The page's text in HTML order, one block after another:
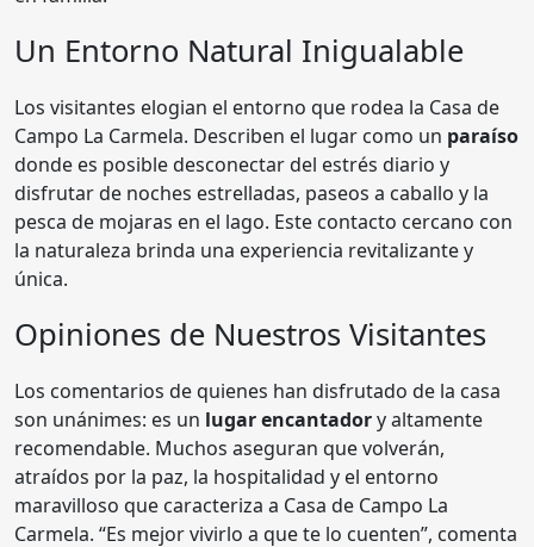
Un Entorno Natural Inigualable
Los visitantes elogian el entorno que rodea la Casa de
Campo La Carmela. Describen el lugar como un paraíso
donde es posible desconectar del estrés diario y
disfrutar de noches estrelladas, paseos a caballo y la
pesca de mojaras en el lago. Este contacto cercano con
la naturaleza brinda una experiencia revitalizante y
única.
Opiniones de Nuestros Visitantes
Los comentarios de quienes han disfrutado de la casa
son unánimes: es un lugar encantadory altamente
recomendable. Muchos aseguran que volverán,
atraídos por la paz, la hospitalidad y el entorno
maravilloso que caracteriza a Casa de Campo La
Carmela. “Es mejor vivirlo a que te lo cuenten”, comenta